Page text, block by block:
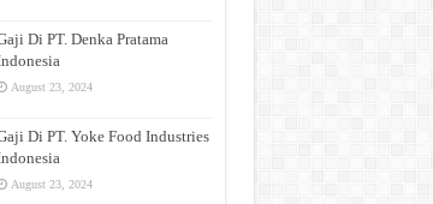
Di PT. Denka Pratama
August 23, 2024
Di PT. Yoke Food Industries
August 23, 2024